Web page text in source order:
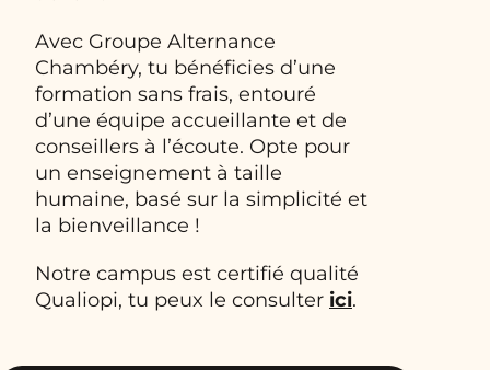
Avec Groupe Alternance
Chambéry, tu bénéficies d’une
formation sans frais, entouré
d’une équipe accueillante et de
conseillers à l’écoute. Opte pour
un enseignement à taille
humaine, basé sur la simplicité et
la bienveillance !
Notre campus est certifié qualité
Qualiopi, tu peux le consulter ici.